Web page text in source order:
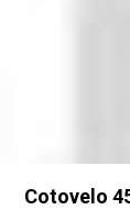
Cotovelo